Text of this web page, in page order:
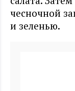
чесночной
и зеленью.